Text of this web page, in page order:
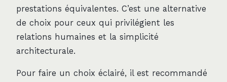
prestations équivalentes. C’est une alternative
de choix pour ceux qui privilégient les
relations humaines et la simplicité
architecturale.
Pour faire un choix éclairé, il est recommandé